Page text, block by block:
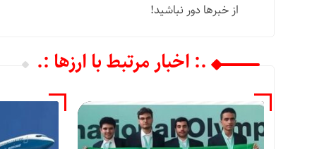
از خبرها دور نباشید!
.: اخبار مرتبط با ارزها :.